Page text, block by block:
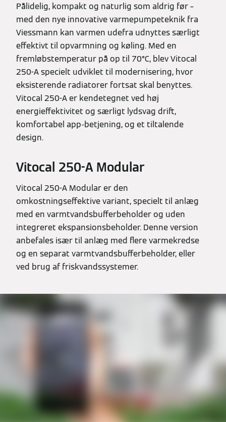
Pålidelig, kompakt og naturlig som aldrig før –
med den nye innovative varmepumpeteknik fra
Viessmann kan varmen udefra udnyttes særligt
effektivt til opvarmning og køling. Med en
fremløbstemperatur på op til 70°C, blev Vitocal
250-A specielt udviklet til modernisering, hvor
eksisterende radiatorer fortsat skal benyttes.
Vitocal 250-A er kendetegnet ved høj
energieffektivitet og særligt lydsvag drift,
komfortabel app-betjening, og et tiltalende
design.
Vitocal 250-A Modular
Vitocal 250-A Modular er den
omkostningseffektive variant, specielt til anlæg
med en varmtvandsbufferbeholder og uden
integreret ekspansionsbeholder. Denne version
anbefales især til anlæg med flere varmekredse
og en separat varmtvandsbufferbeholder, eller
ved brug af friskvandssystemer.